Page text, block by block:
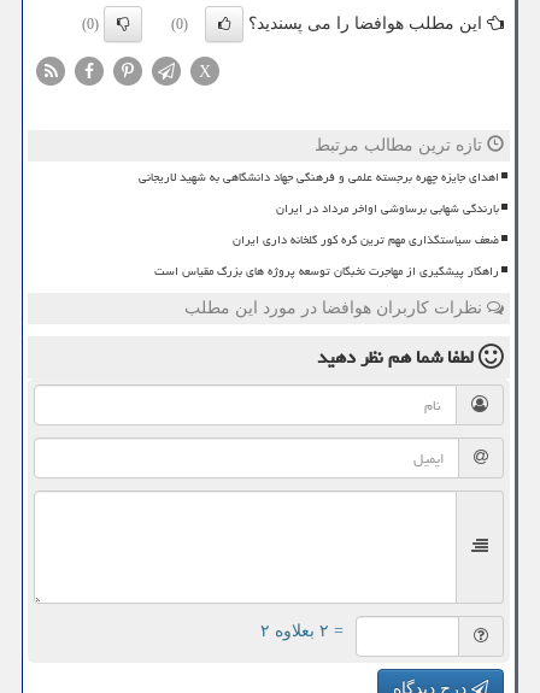
این مطلب هوافضا را می پسندید؟ (0)
(0)
X
تازه ترین مطالب مرتبط
اهدای جایزه چهره برجسته علمی و فرهنگی جهاد دانشگاهی به شهید لاریجانی
بارندگی شهابی برساوشی اواخر مرداد در ایران
ضعف سیاستگذاری مهم ترین گره کور گلخانه داری ایران
راهکار پیشگیری از مهاجرت نخبگان توسعه پروژه های بزرگ مقیاس است
نظرات کاربران هوافضا در مورد این مطلب
لطفا شما همنظر دهید
= ۲ بعلاوه ۲
درج دیدگاه